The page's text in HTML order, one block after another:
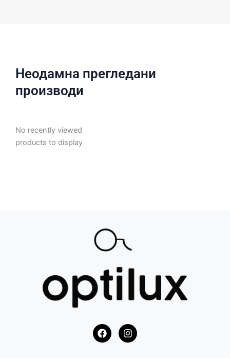
Неодамна прегледани
производи
No recently viewed
products to display
F
a
c
I
n
s